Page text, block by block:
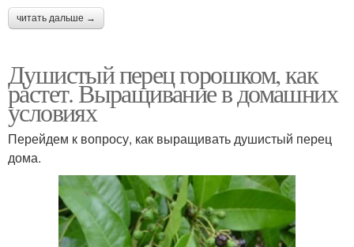
читать дальше →
Душистый перец горошком, как
растет. Выращивание в домашних
условиях
Перейдем к вопросу, как выращивать душистый перец
дома.